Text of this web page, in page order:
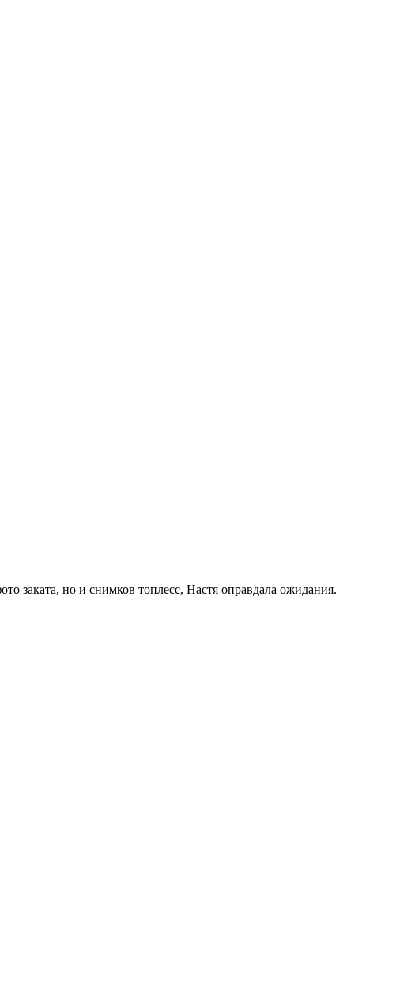
заката, но и снимков топлесс, Настя оправдала ожидания.